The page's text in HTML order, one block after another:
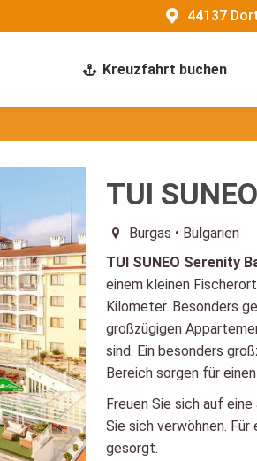
44137
Kreuzfahrt buchen
TUI
Burgas • Bulgarien
TUI SUNEO Serenity
einem kleinen
Kilometer. Besonders
großzügigen
sind. Ein besonders
Bereich sorgen für
Freuen Sie sich auf
Sie sich verwöhnen.
gesorgt.